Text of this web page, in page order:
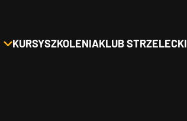
KURSYSZKOLENIAKLUB STRZELECKI